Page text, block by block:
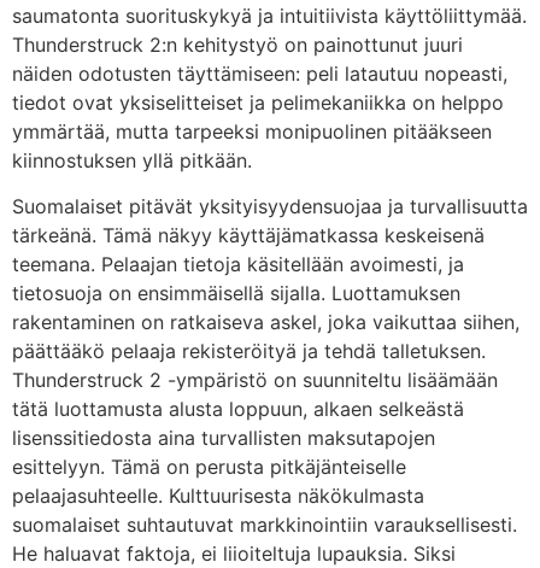
saumatonta suorituskykyä ja intuitiivista käyttöliittymää.
Thunderstruck 2:n kehitystyö on painottunut juuri
näiden odotusten täyttämiseen: peli latautuu nopeasti,
tiedot ovat yksiselitteiset ja pelimekaniikka on helppo
ymmärtää, mutta tarpeeksi monipuolinen pitääkseen
kiinnostuksen yllä pitkään.
Suomalaiset pitävät yksityisyydensuojaa ja turvallisuutta
tärkeänä. Tämä näkyy käyttäjämatkassa keskeisenä
teemana. Pelaajan tietoja käsitellään avoimesti, ja
tietosuoja on ensimmäisellä sijalla. Luottamuksen
rakentaminen on ratkaiseva askel, joka vaikuttaa siihen,
päättääkö pelaaja rekisteröityä ja tehdä talletuksen.
Thunderstruck 2 -ympäristö on suunniteltu lisäämään
tätä luottamusta alusta loppuun, alkaen selkeästä
lisenssitiedosta aina turvallisten maksutapojen
esittelyyn. Tämä on perusta pitkäjänteiselle
pelaajasuhteelle. Kulttuurisesta näkökulmasta
suomalaiset suhtautuvat markkinointiin varauksellisesti.
He haluavat faktoja, ei liioiteltuja lupauksia. Siksi